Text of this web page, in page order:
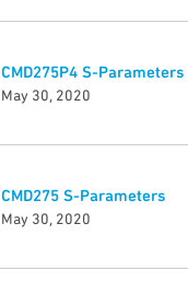
CMD275P4 S-Parameters
May 30, 2020
CMD275 S-Parameters
May 30, 2020